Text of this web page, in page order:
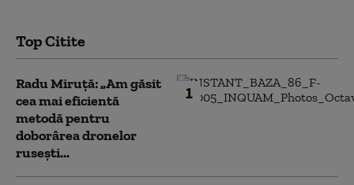
Top Citite
1
Radu Miruță: „Am găsit
cea mai eficientă
metodă pentru
doborârea dronelor
rusești...